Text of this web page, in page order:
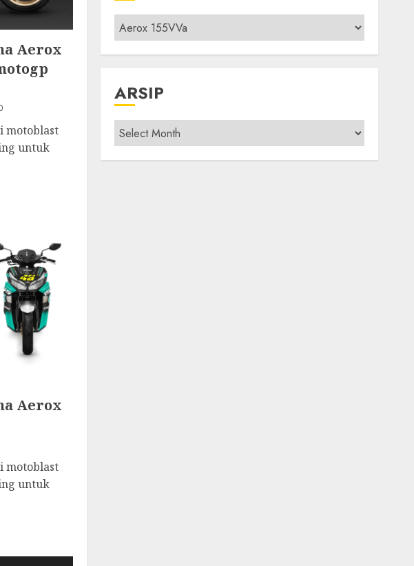
Aerox
motoblast
untuk
Aerox
motoblast
untuk
Kategori
modif
ARSIP
Arsip